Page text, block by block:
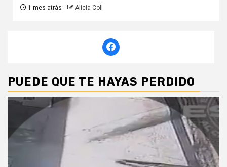
1 mes atrás Alicia Coll
PUEDE QUE TE HAYAS PERDIDO